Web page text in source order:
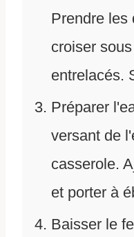
Prendre les
croiser
entrelacés.
Préparer
versant de
casserole.
et porter à
Baisser le